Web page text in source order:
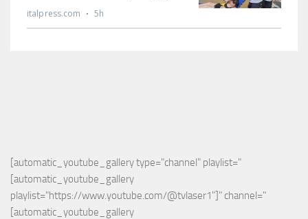
[automatic_youtube_gallery type="channel" playlist="
[automatic_youtube_gallery
playlist="https://www.youtube.com/@tvlaser1"]" channel="
[automatic_youtube_gallery